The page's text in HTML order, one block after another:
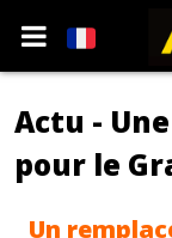
Actu -
pour le
Un